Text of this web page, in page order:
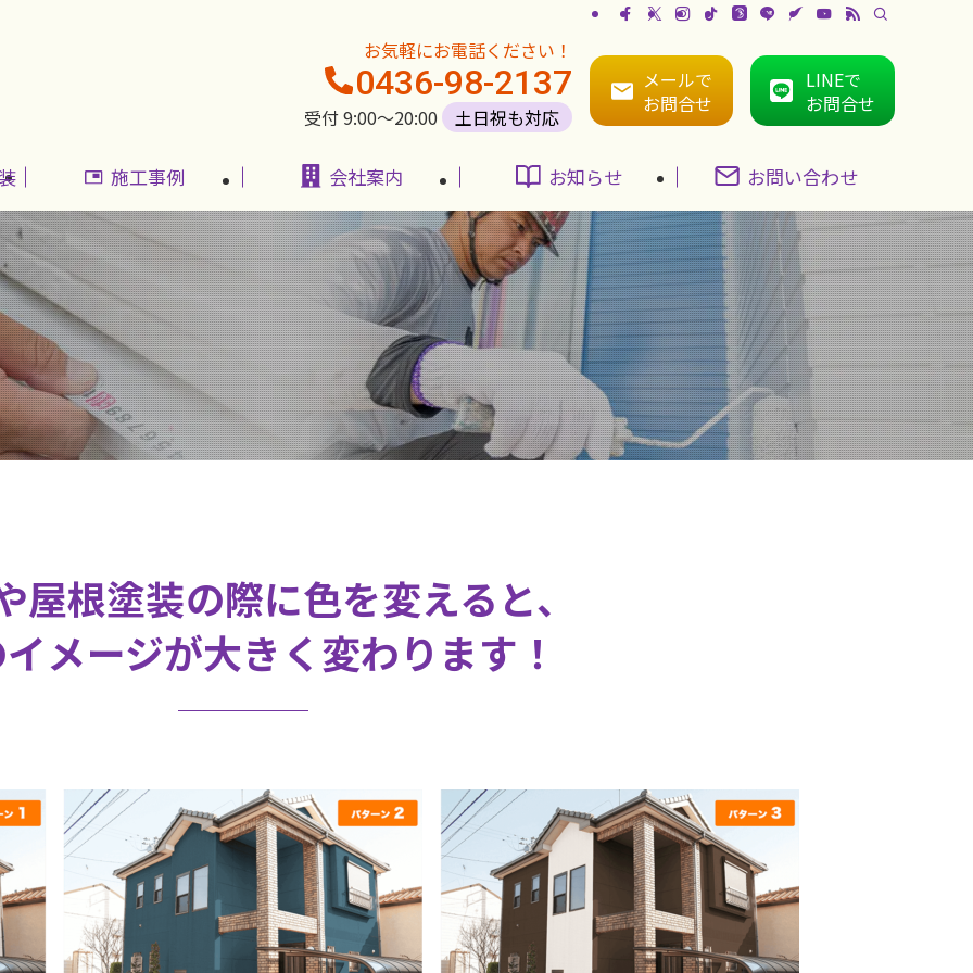
施工事例 会社案内 お知らせ お問い合わせ
お気軽にお電話ください！
0436-98-2137
受付 9:00〜20:00 土日祝も対応
メールで
お問合せ
LINEで
お問合せ
屋根塗装の際に色を変えると、
メージが大きく変わります！